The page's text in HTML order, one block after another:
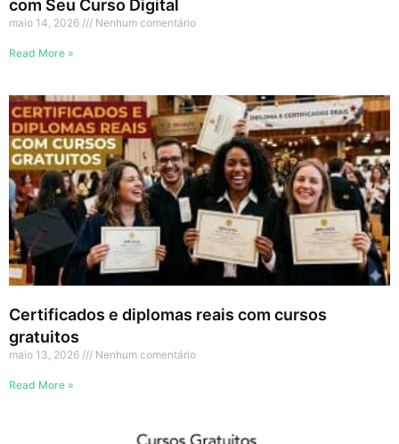
com Seu Curso Digital
maio 14, 2026 Nenhum comentário
Read More »
Certificados e diplomas reais com cursos
gratuitos
maio 13, 2026 Nenhum comentário
Read More »